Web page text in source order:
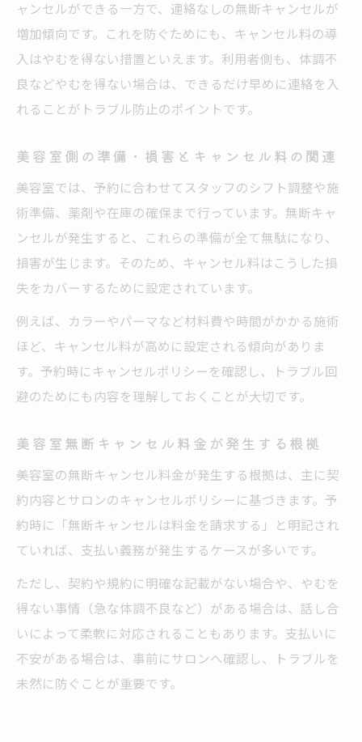
ャンセルができる一方で、連絡なしの無断キャンセルが
増加傾向です。これを防ぐためにも、キャンセル料の導
入はやむを得ない措置といえます。利用者側も、体調不
良などやむを得ない場合は、できるだけ早めに連絡を入
れることがトラブル防止のポイントです。
美容室側の準備・損害とキャンセル料の関連
美容室では、予約に合わせてスタッフのシフト調整や施
術準備、薬剤や在庫の確保まで行っています。無断キャ
ンセルが発生すると、これらの準備が全て無駄になり、
損害が生じます。そのため、キャンセル料はこうした損
失をカバーするために設定されています。
例えば、カラーやパーマなど材料費や時間がかかる施術
ほど、キャンセル料が高めに設定される傾向がありま
す。予約時にキャンセルポリシーを確認し、トラブル回
避のためにも内容を理解しておくことが大切です。
美容室無断キャンセル料金が発生する根拠
美容室の無断キャンセル料金が発生する根拠は、主に契
約内容とサロンのキャンセルポリシーに基づきます。予
約時に「無断キャンセルは料金を請求する」と明記され
ていれば、支払い義務が発生するケースが多いです。
ただし、契約や規約に明確な記載がない場合や、やむを
得ない事情（急な体調不良など）がある場合は、話し合
いによって柔軟に対応されることもあります。支払いに
不安がある場合は、事前にサロンへ確認し、トラブルを
未然に防ぐことが重要です。